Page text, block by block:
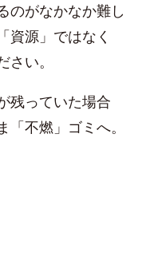
のがなかなか難し
資源」ではなく
さい。
残っていた場合
「不燃」ゴミへ。